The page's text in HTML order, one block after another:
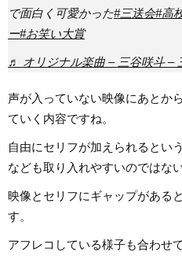
で面白く可愛かった#三送会#高
ー#お笑い大賞
♬ オリジナル楽曲 – 三谷咲斗 –
声が入っていない映像にあとか
ていく内容ですね。
自由にセリフが加えられるとい
なども取り入れやすいのではな
映像とセリフにギャップがある
す。
アフレコしている様子も合わせ